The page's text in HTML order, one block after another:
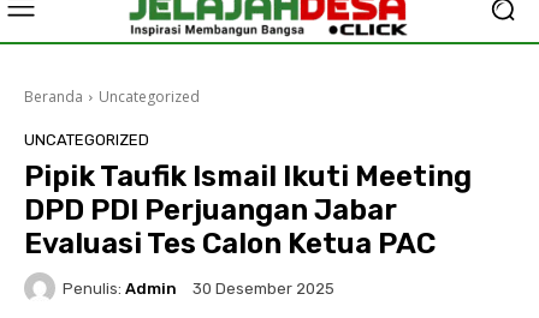
Beranda Uncategorized
UNCATEGORIZED
Pipik Taufik Ismail Ikuti Meeting
DPD PDI Perjuangan Jabar
Evaluasi Tes Calon Ketua PAC
Penulis: Admin 30 Desember 2025